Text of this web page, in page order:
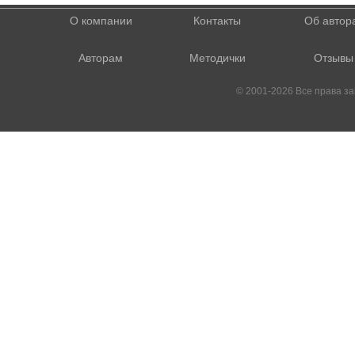
О компании Контакты Об
Авторам Методички Отзывы
© 2001-2026 Все права